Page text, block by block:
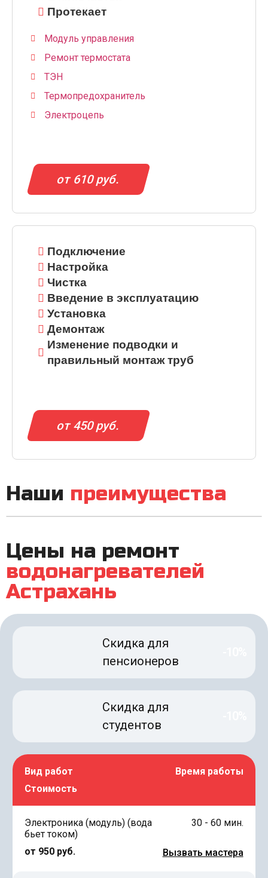
Протекает
Модуль управления
Ремонт термостата
ТЭН
Термопредохранитель
Электроцепь
от 610 руб.
Подключение
Настройка
Чистка
Введение в эксплуатацию
Установка
Демонтаж
Изменение подводки и
правильный монтаж труб
от 450 руб.
Наши преимущества
Цены на ремонт
водонагревателей
Астрахань
Скидка для
пенсионеров
Скидка для
студентов
Вид работ
Стоимость
Время работы
Электроника (модуль) (вода
бьет током)
от 950 руб.
30 - 60 мин.
Вызвать мастера